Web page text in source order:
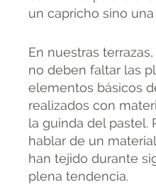
un capricho sino
En nuestras
no deben faltar las
elementos básicos
realizados con
la guinda del pastel.
hablar de un
han tejido durante
plena tendencia.